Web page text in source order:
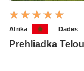
Afrika Dades
Prehliadka